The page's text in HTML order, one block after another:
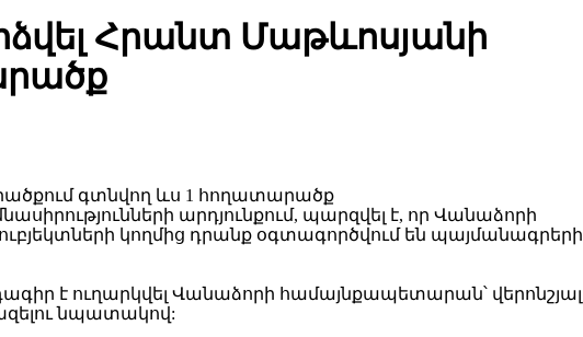
Հրանտ Մաթևոսյանի
արդյունքում, պարզվել է, որ Վանաձորի
կողմից դրանք օգտագործվում են պայմանագրերի
է ուղարկվել Վանաձորի համայնքապետարան՝ վերոնշյալ
նպատակով: